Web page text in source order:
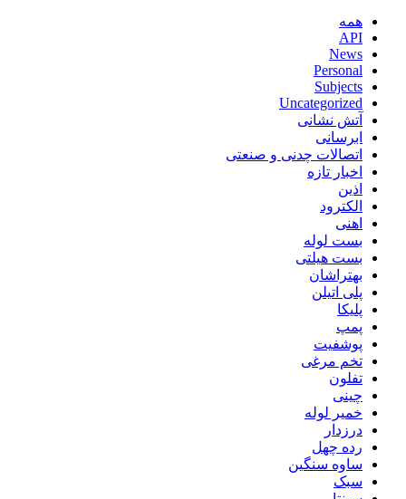
همه
API
News
Personal
Subjects
Uncategorized
آتش نشانی
ابرسانی
اتصالات چدنی و صنعتی
اخبار تازه
اذین
الکترود
اهنی
بست لوله
بست هیلتی
بهتراشان
پلی اتیلن
پلیکا
پمپ
پوشفیت
تخم مرغی
تفلون
چینی
خمیر لوله
درزدار
رده چهل
ساوه سنگین
سبک